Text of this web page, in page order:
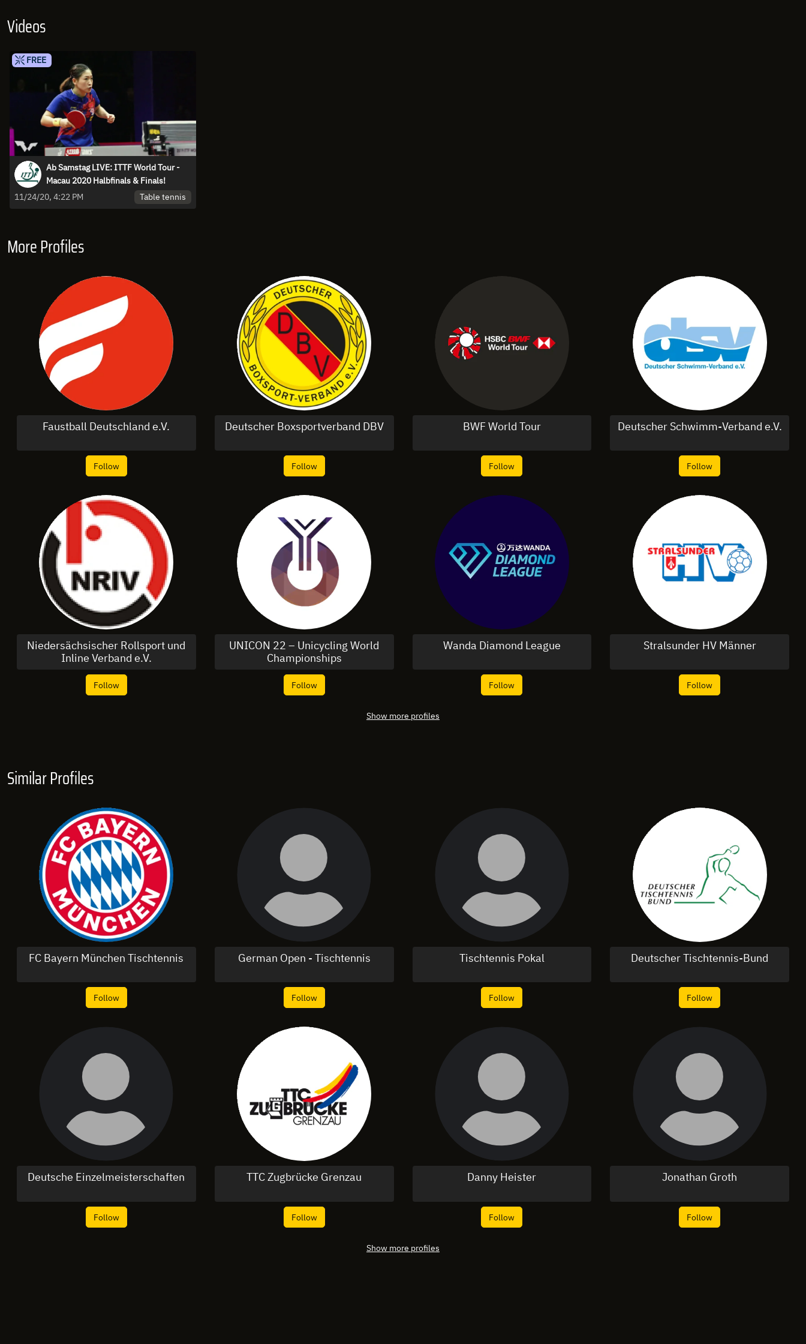
Videos
FREE
Ab Samstag LIVE: ITTF World Tour -
Macau 2020 Halbfinals & Finals!
11/24/20, 4:22 PM
Table tennis
More Profiles
Faustball Deutschland e.V.
Follow
Deutscher Boxsportverband DBV
Follow
BWF World Tour
Follow
Deutscher Schwimm-Verband e.V.
Follow
Niedersächsischer Rollsport und
Inline Verband e.V.
Follow
UNICON 22 – Unicycling World
Championships
Follow
Wanda Diamond League
Follow
Stralsunder HV Männer
Follow
Show more profiles
Similar Profiles
FC Bayern München Tischtennis
Follow
German Open - Tischtennis
Follow
Tischtennis Pokal
Follow
Deutscher Tischtennis-Bund
Follow
Deutsche Einzelmeisterschaften
Follow
TTC Zugbrücke Grenzau
Follow
Danny Heister
Follow
Jonathan Groth
Follow
Show more profiles